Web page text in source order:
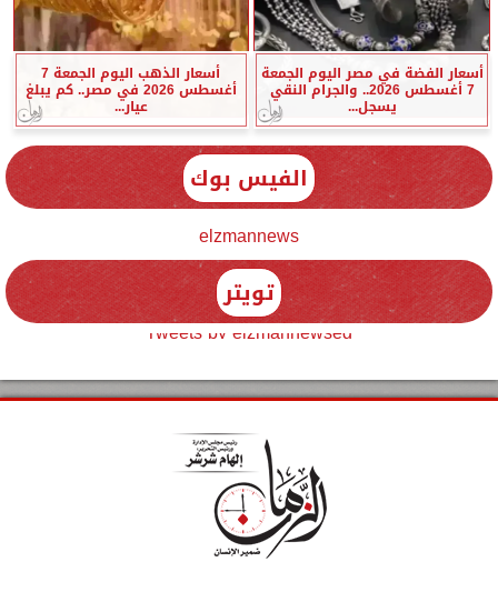
أسعار الفضة في مصر اليوم الجمعة
7 أغسطس 2026.. والجرام النقي
يسجل...
أسعار الذهب اليوم الجمعة 7
أغسطس 2026 في مصر.. كم يبلغ
عيار...
الفيس بوك
elzmannews
تويتر
Tweets by elzmannewseg